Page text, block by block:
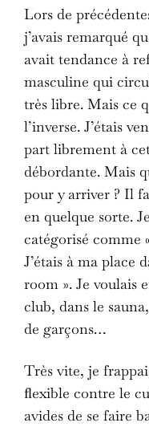
Lors de
j’avais remarqué
avait tendance à
masculine qui
très libre. Mais ce
l’inverse. J’étais
part librement à
débordante. Mais
pour y arriver ? Il
en quelque sorte.
catégorisé comme
J’étais à ma place
room ». Je voulais
club, dans le
de garçons…
Très vite, je
ﬂexible contre le
avides de se faire